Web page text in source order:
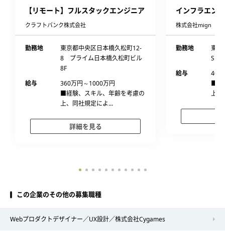
【リモート】フルスタックエンジニア
クラフトバンク株式会社
勤務地
東京都中央区日本橋久松町12-
8 プライム日本橋久松町ビル
8F
給与
360万円～1000万円
■経験、スキル、年齢を考慮の
上、同社規定によ...
詳細を見る
インフラエン
株式会社mign
勤務地
東京
給与
400
■経
上、
この企業のその他の募集職種
Webプロダクトデザイナー／UX設計／株式会社Cygames